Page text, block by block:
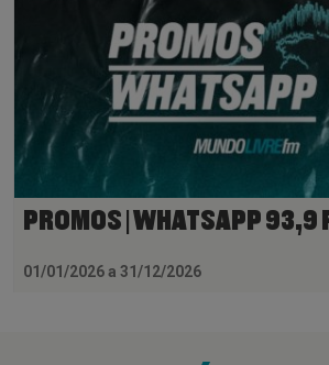
PROMOS | WHATSAPP 93,9
01/01/2026 a 31/12/2026